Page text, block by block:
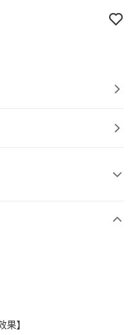
北富邦商業銀行
果】